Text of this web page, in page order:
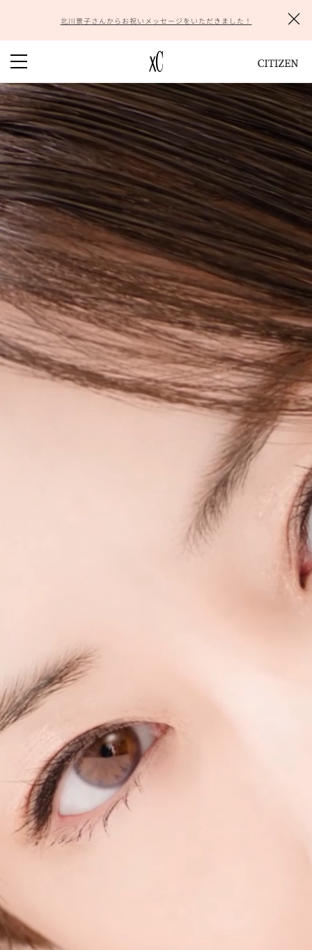
北川景子さんからお祝いメッセージをいただきました！
hikari collection
mizu collection
daichi collection
basic collection
PICK UP
New Models
Sakura pink®
ABOUT xC
xCについて
頼れる6つの機能
サステナビリティ
HISTORY of xC
DURATECT
のお手入れ
SHOP
取扱店舗検索
オンラインストア